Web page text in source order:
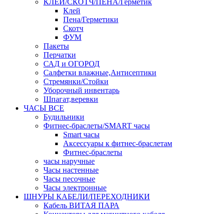
КЛЕЙ/СКОТЧ/ПЕНА/Герметик
Клей
Пена/Герметики
Скотч
ФУМ
Пакеты
Перчатки
САД и ОГОРОД
Салфетки влажные,Антисептики
Стремянки/Стойки
Уборочный инвентарь
Шпагат,веревки
ЧАСЫ ВСЕ
Будильники
Фитнес-браслеты/SMART часы
Smart часы
Аксессуары к фитнес-браслетам
Фитнес-браслеты
часы наручные
Часы настенные
Часы песочные
Часы электронные
ШНУРЫ КАБЕЛИ/ПЕРЕХОДНИКИ
Кабель ВИТАЯ ПАРА